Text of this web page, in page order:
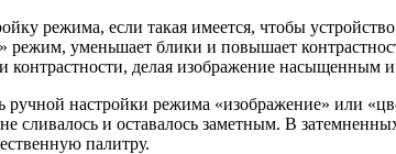
режима, если такая имеется, чтобы
режим, уменьшает блики и повышает
контрастности, делая изображение насыщенным
ручной настройки режима «изображение» или
сливалось и оставалось заметным. В
палитру.